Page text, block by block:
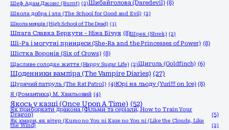
Шеф Адам Джонс (Burnt) (2)Шибайголова (Daredevil) (8)
Школа добра і зла (The School for Good and Evil) (2)
Школа мерців (High School of The Dead) (1)
Шпага Славка Беркути - Ніна Бічуя (8)Шрек (Shrek) (2)
Ші-Ра і могутні принцеси (She-Ra and the Princesses of Power) (8)
Шістка Воронів (Six of Crows) (8)
Щасливе солодке життя (Happy Sugar Life) (2)Щиголь (Goldfinch) (6)
Щоденники вампіра (The Vampire Diaries) (27)
Щурячий патруль (The Rat Patrol) (4)Юрі на льоду (Yuri!!! on Ice) (8)
Я (Романтика) М. Хвильовий (4)
Якось у казці (Once Upon A Time) (52)
Як приборкати дракона (Фільми та серіали, How to Train Your
Dragon) (5)
Як хмари, як вітер (Kumo no You ni Kaze no You ni (Like the Clouds, Like
the Wind)
(2)